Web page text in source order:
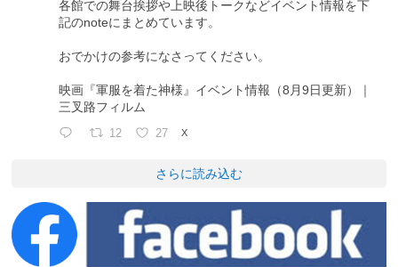
各館での舞台挨拶や上映後トークなどイベント情報を下
記のnoteにまとめています。
おでかけの参考になさってください。
映画『軍服を着た神様』イベント情報（8月9日更新）｜
三叉路フィルム
12 27 X
さらに読み込む